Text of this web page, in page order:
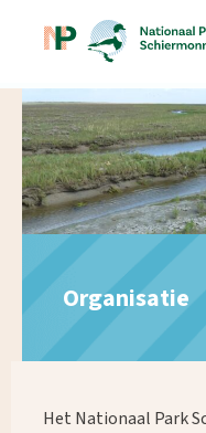
Organisatie
Het Nationaal Park